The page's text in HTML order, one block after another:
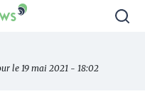
le 19 mai 2021 - 18:02